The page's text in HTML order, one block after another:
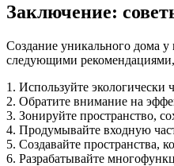
Заключение:
Создание уникального дома
следующими
1. Используйте
2. Обратите внимание на
3. Зонируйте пространство,
4. Продумывайте входную
5. Создавайте пространства,
6. Разрабатывайте